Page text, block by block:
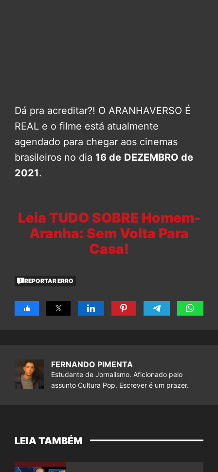
Dá pra acreditar?! O ARANHAVERSO É
REAL e o filme está atualmente
agendado para chegar aos cinemas
brasileiros no dia 16 de DEZEMBRO de
2021.
Leia TUDO SOBRE Homem-
Aranha: Sem Volta Para
Casa!
REPORTAR ERRO
FERNANDO PIMENTA
Estudante de Jornalismo. Aficionado pelo
assunto Cultura Pop. Escrever é um prazer.
LEIA TAMBÉM